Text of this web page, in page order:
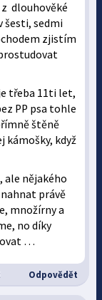
dlouhověké
šesti, sedmi
zjistím
třeba 11ti let,
PP psa tohle
štěně
kámošky, když
ale nějakého
právě
množírny a
no díky
…
Odpovědět